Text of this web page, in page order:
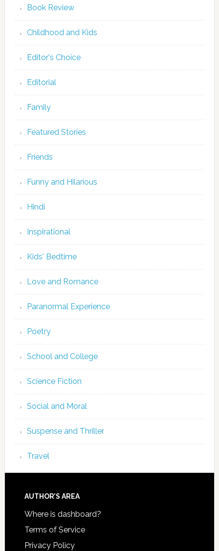
Book Review
Childhood and Kids
Editor's Choice
Editorial
Family
Featured Stories
Friends
Funny and Hilarious
Hindi
Inspirational
Kids' Bedtime
Love and Romance
Paranormal Experience
Poetry
School and College
Science Fiction
Social and Moral
Suspense and Thriller
Travel
AUTHOR’S AREA
Where is dashboard?
Terms of Service
Privacy Policy